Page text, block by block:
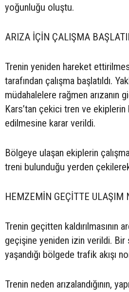
yoğunluğu oluştu.
ARIZA İÇİN ÇALIŞMA
Trenin yeniden hareket
tarafından çalışma başlatıldı.
müdahalelere rağmen arızanın
Kars’tan çekici tren ve
edilmesine karar verildi.
Bölgeye ulaşan ekiplerin
treni bulunduğu yerden
HEMZEMİN GEÇİTTE ULAŞIM
Trenin geçitten kaldırılmasının
geçişine yeniden izin verildi. Bir
yaşandığı bölgede trafik akışı
Trenin neden arızalandığının,